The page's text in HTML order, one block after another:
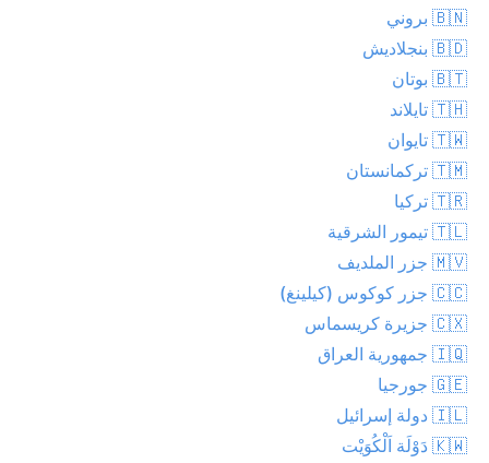
🇧🇳 بروني
🇧🇩 بنجلاديش
🇧🇹 بوتان
🇹🇭 تايلاند
🇹🇼 تايوان
🇹🇲 تركمانستان
🇹🇷 تركيا
🇹🇱 تيمور الشرقية
🇲🇻 جزر الملديف
🇨🇨 جزر كوكوس (كيلينغ)
🇨🇽 جزيرة كريسماس
🇮🇶 جمهورية العراق
🇬🇪 جورجيا
🇮🇱 دولة إسرائيل
🇰🇼 دَوْلَة اَلْكُوَيْت